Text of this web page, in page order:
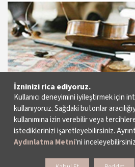
15 Nisan 2025 - 19:00
17 Nisan 2025 - 13:30 Paribu
İzninizi rica ediyoruz.
Kullanıcı deneyimini iyileştirmek için
kullanıyoruz. Sağdaki butonlar
kullanımına izin verebilir veya
istediklerinizi işaretleyebilirsiniz.
Aydınlatma Metni'ni